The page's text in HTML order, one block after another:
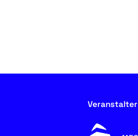
Veranstalter